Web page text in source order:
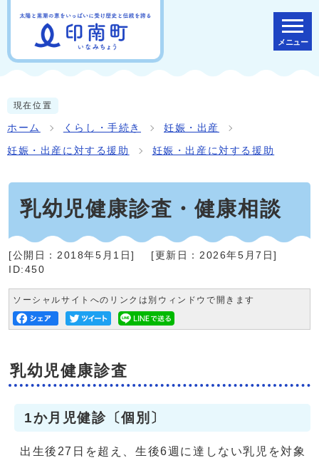
メニュー
現在位置
ホーム くらし・手続き 妊娠・出産
妊娠・出産に対する援助 妊娠・出産に対する援助
乳幼児健康診査・健康相談
[公開日： 2018年5月1日] [更新日：2026年5月7日]
ID:450
ソーシャルサイトへのリンクは別ウィンドウで開きます
乳幼児健康診査
1か月児健診〔個別〕
出生後27日を超え、生後6週に達しない乳児を対象